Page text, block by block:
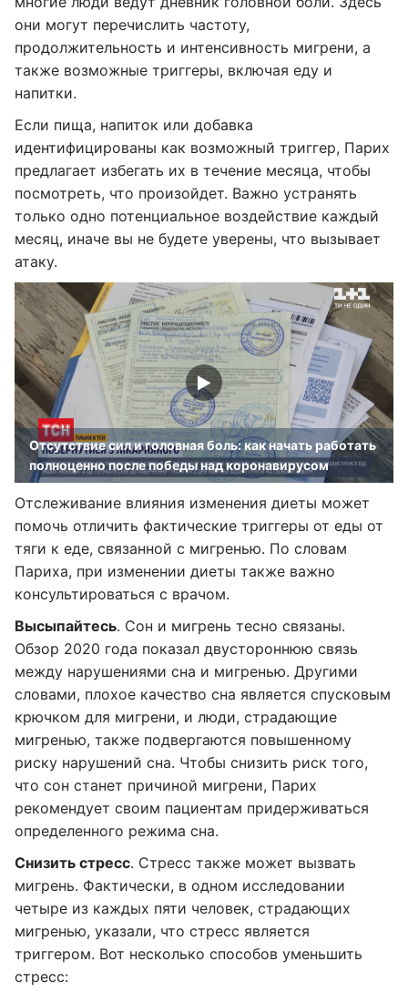
они могут перечислить частоту,
продолжительность и интенсивность мигрени, а
также возможные триггеры, включая еду и
напитки.
Если пища, напиток или добавка
идентифицированы как возможный триггер, Парих
предлагает избегать их в течение месяца, чтобы
посмотреть, что произойдет. Важно устранять
только одно потенциальное воздействие каждый
месяц, иначе вы не будете уверены, что вызывает
атаку.
Отсутствие сил и головная боль: как начать работать
полноценно после победы над коронавирусом
Отслеживание влияния изменения диеты может
помочь отличить фактические триггеры от еды от
тяги к еде, связанной с мигренью. По словам
Париха, при изменении диеты также важно
консультироваться с врачом.
Высыпайтесь. Сон и мигрень тесно связаны.
Обзор 2020 года показал двустороннюю связь
между нарушениями сна и мигренью. Другими
словами, плохое качество сна является спусковым
крючком для мигрени, и люди, страдающие
мигренью, также подвергаются повышенному
риску нарушений сна. Чтобы снизить риск того,
что сон станет причиной мигрени, Парих
рекомендует своим пациентам придерживаться
определенного режима сна.
Снизить стресс. Стресс также может вызвать
мигрень. Фактически, в одном исследовании
четыре из каждых пяти человек, страдающих
мигренью, указали, что стресс является
триггером. Вот несколько способов уменьшить
стресс: